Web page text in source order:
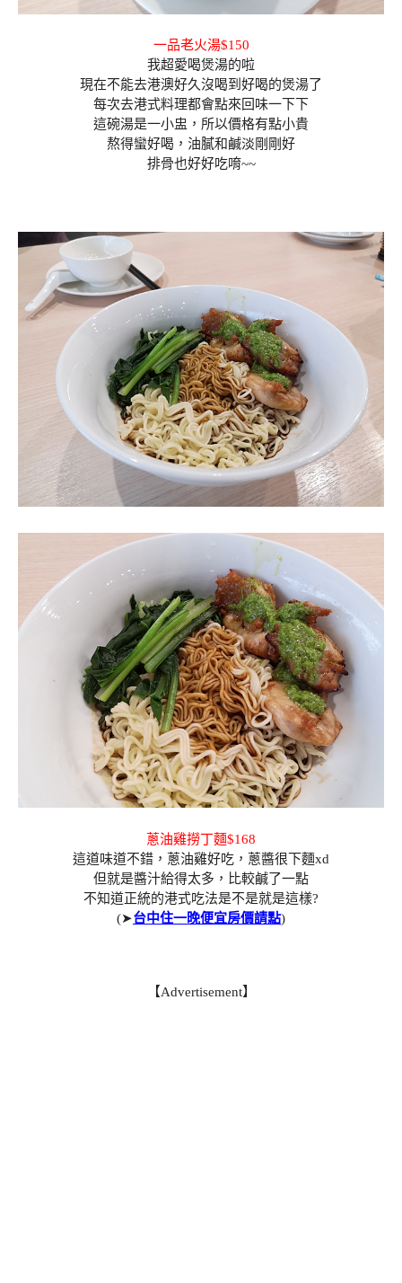
一品老火湯$150
我超愛喝煲湯的啦
現在不能去港澳好久沒喝到好喝的煲湯了
每次去港式料理都會點來回味一下下
這碗湯是一小盅，所以價格有點小貴
熬得蠻好喝，油膩和鹹淡剛剛好
排骨也好好吃唷~~
蔥油雞撈丁麵$168
這道味道不錯，蔥油雞好吃，蔥醬很下麵xd
但就是醬汁給得太多，比較鹹了一點
不知道正統的港式吃法是不是就是這樣?
(➤台中住一晚便宜房價請點)
【Advertisement】